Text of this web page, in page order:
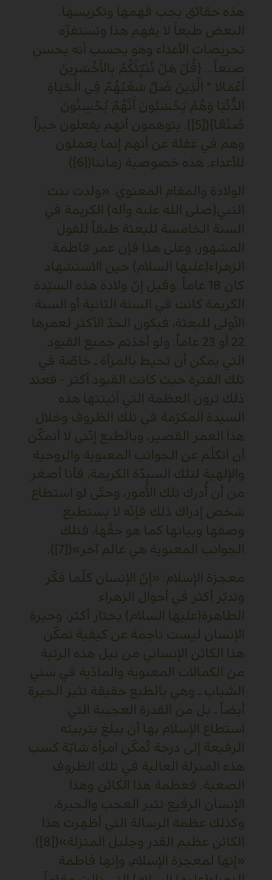
هذه حقائق يجب فهمها وتكريسها.
البعض طبعاً لا يفهم هذا وتستفزّه
تحريضات الأعداء وهو يحسب أنه يحسن
صنعاً... {قُلْ هَلْ نُنَبِّئُكُمْ بِالأَخْسَرِينَ
أَعْمَالا * الَّذِينَ ضَلَّ سَعْيُهُمْ فِي الْحَيَاةِ
الدُّنْيَا وَهُمْ يَحْسَبُونَ أَنَّهُمْ يُحْسِنُونَ
صُنْعًا}([5]). يتوهمون أنهم يفعلون خيراً
وهم في غفلة عن أنهم إنما يعملون
للأعداء. هذه خصوصية زماننا([6]).
الولادة والمقام المعنوي: «ولدت بنت
النبي(صلى الله عليه وآله) الكريمة في
السنة الخامسة للبعثة طبقاً للقول
المشهور، وعلى هذا فإن عمر فاطمة
الزهراء(عليها السلام) حين الاستشهاد
كان 18 عاماً. وقيل إنّ ولادة هذه السيّدة
الكريمة كانت في السنة الثانية أو السنة
الأولى للبعثة، فيكون الحدّ الأكثر لعمرها
22 أو 23 عاماً. ولو أخذتم جميع القيود
التي يمكن أن تحيط بالمرأة ـ خاصّة في
تلك الفترة حيث كانت القيود أكثر - فعند
ذلك ترون العظمة التي أثبتتها هذه
السيدة المكرّمة في تلك الظروف وخلال
هذا العمر القصير، وبالطبع إنّني لا أتمكّن
أن أتكلّم عن الجوانب المعنوية والروحية
والإلهية لتلك السيدّة الكريمة، فأنا أصغر
من أن أُدرك تلك الأُمور، وحتّى لو استطاع
شخص إدراك ذلك فإنّه لا يستطيع
وصفها وبيانها كما هو حقّها، فتلك
الجوانب المعنوية هي عالم آخر»([7]).
معجزة الإسلام: «إنّ الإنسان كلّما فكّر
وتدبّر أكثر في أحوال الزهراء
الطاهرة(عليها السلام) يحتار أكثر، وحيرة
الإنسان ليست ناجمة عن كيفية تمكّن
هذا الكائن الإنساني من نيل هذه الرتبة
من الكمالات المعنوية والمادّية في سني
الشباب ـ وهي بالطبع حقيقة تثير الحيرة
أيضاً ـ بل من القدرة العجيبة التي
استطاع الإسلام بها أن يبلغ بتربيته
الرفيعة إلى درجة تُمكّن امرأة شابّة كسب
هذه المنزلة العالية في تلك الظروف
الصعبة. فعظمة هذا الكائن وهذا
الإنسان الرفيع تثير العجب والحيرة،
وكذلك عظمة الرسالة التي أظهرت هذا
الكائن عظيم القدر وجليل المنزلة»([8]).
«إنها لمعجزة الإسلام، وإنها فاطمة